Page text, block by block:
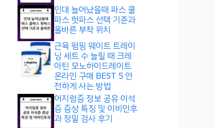
인대 늘어났을때 파스 쿨
파스 핫파스 선택 기준과
올바른 부착 위치
근육 펌핑 웨이트 트레이
닝 세트 수 늘릴 때 크레
아틴 모노하이드레이트
온라인 구매 BEST 5 안
전하게 사는 방법
어지럼증 정보 공유 이석
증 증상 특징 및 이비인후
과 정밀 검사 후기